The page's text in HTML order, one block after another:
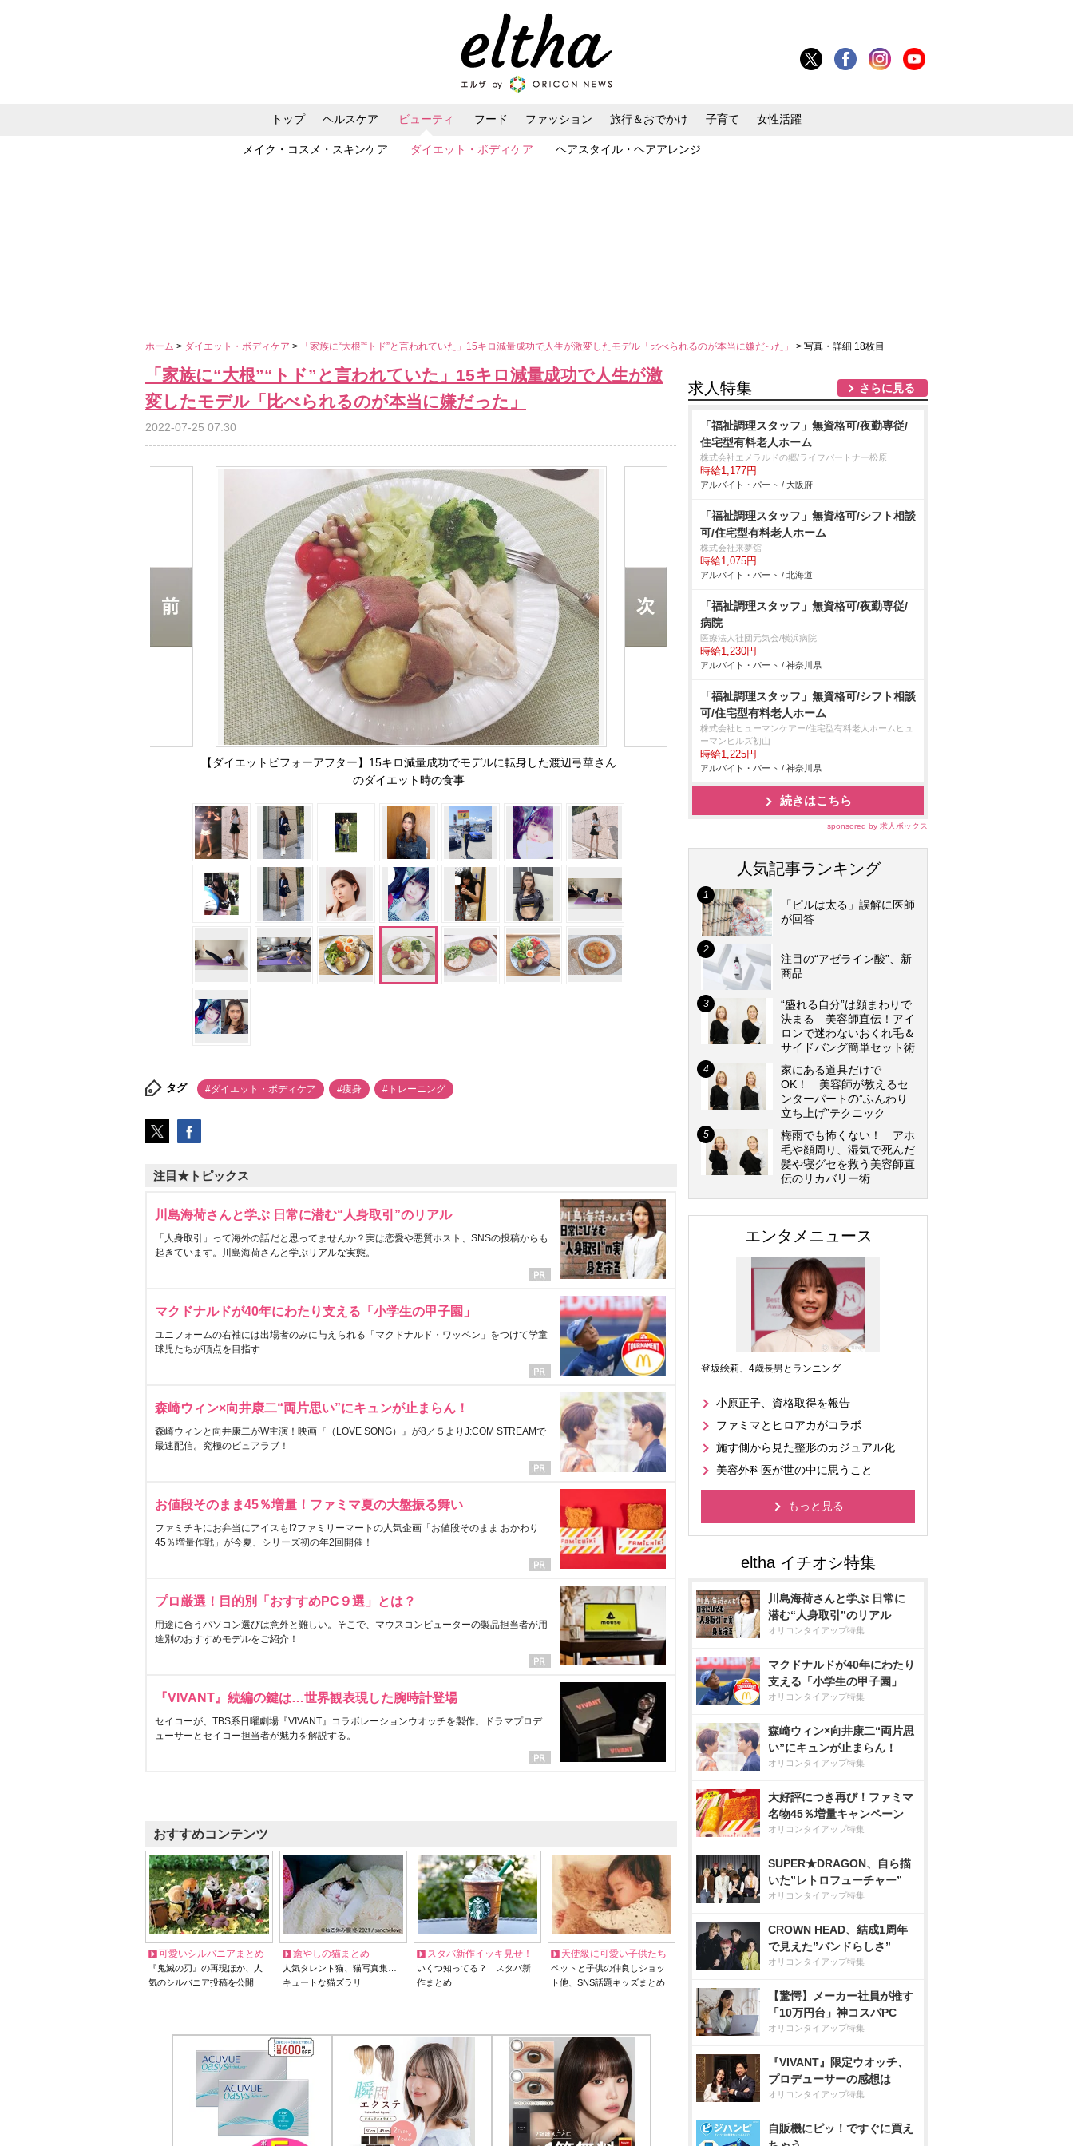
トップ ヘルスケア ビューティ
メイク・コスメ・スキンケア ダイエット・ボディケア ヘアスタイル・ヘアアレンジ
フード ファッション 旅行＆おでかけ 子育て 女性活躍
ホーム > ダイエット・ボディケア > 「家族に“大根”“トド”と言われていた」15キロ減量成功で人生が激変したモデル「比べられるのが本当に嫌だった」 > 写真・詳細 18枚目
「家族に“大根”“トド”と言われていた」15キロ減量成功で人生が激
変したモデル「比べられるのが本当に嫌だった」
2022-07-25 07:30
【ダイエットビフォーアフター】15キロ減量成功でモデルに転身した渡辺弓華さん
のダイエット時の食事
タグ #ダイエット・ボディケア #痩身 #トレーニング
注目★トピックス
川島海荷さんと学ぶ 日常に潜む“人身取引”のリアル
「人身取引」って海外の話だと思ってませんか？実は恋愛や悪質ホスト、SNSの投稿からも
起きています。川島海荷さんと学ぶリアルな実態。
マクドナルドが40年にわたり支える「小学生の甲子園」
ユニフォームの右袖には出場者のみに与えられる「マクドナルド・ワッペン」をつけて学童
球児たちが頂点を目指す
森崎ウィン×向井康二“両片思い”にキュンが止まらん！
森崎ウィンと向井康二がW主演！映画『（LOVE SONG）』が8／５よりJ:COM STREAMで
最速配信。究極のピュアラブ！
お値段そのまま45％増量！ファミマ夏の大盤振る舞い
ファミチキにお弁当にアイスも!?ファミリーマートの人気企画「お値段そのまま おかわり
45％増量作戦」が今夏、シリーズ初の年2回開催！
プロ厳選！目的別「おすすめPC９選」とは？
用途に合うパソコン選びは意外と難しい。そこで、マウスコンピューターの製品担当者が用
途別のおすすめモデルをご紹介！
『VIVANT』続編の鍵は…世界観表現した腕時計登場
セイコーが、TBS系日曜劇場『VIVANT』コラボレーションウオッチを製作。ドラマプロデ
ューサーとセイコー担当者が魅力を解説する。
おすすめコンテンツ
可愛いシルバニアまとめ
『鬼滅の刃』の再現ほか、人
気のシルバニア投稿を公開
癒やしの猫まとめ
人気タレント猫、猫写真集…
キュートな猫ズラリ
スタバ新作イッキ見せ！
いくつ知ってる？ スタバ新
作まとめ
天使級に可愛い子供たち
ペットと子供の仲良しショッ
ト他、SNS話題キッズまとめ
求人特集 さらに見る
「福祉調理スタッフ」無資格可/夜勤専従/
住宅型有料老人ホーム
株式会社エメラルドの郷/ライフパートナー松原
時給1,177円
アルバイト・パート / 大阪府
「福祉調理スタッフ」無資格可/シフト相談
可/住宅型有料老人ホーム
株式会社来夢舘
時給1,075円
アルバイト・パート / 北海道
「福祉調理スタッフ」無資格可/夜勤専従/
病院
医療法人社団元気会/横浜病院
時給1,230円
アルバイト・パート / 神奈川県
「福祉調理スタッフ」無資格可/シフト相談
可/住宅型有料老人ホーム
株式会社ヒューマンケアー/住宅型有料老人ホームヒュ
ーマンヒルズ初山
時給1,225円
アルバイト・パート / 神奈川県
続きはこちら
sponsored by 求人ボックス
人気記事ランキング
「ピルは太る」誤解に医師
が回答
注目の“アゼライン酸”、新
商品
“盛れる自分”は顔まわりで
決まる 美容師直伝！アイ
ロンで迷わないおくれ毛＆
サイドバング簡単セット術
家にある道具だけで
OK！ 美容師が教えるセ
ンターパートの”ふんわり
立ち上げ”テクニック
梅雨でも怖くない！ アホ
毛や顔周り、湿気で死んだ
髪や寝グセを救う美容師直
伝のリカバリー術
エンタメニュース
登坂絵莉、4歳長男とランニング
小原正子、資格取得を報告
ファミマとヒロアカがコラボ
施す側から見た整形のカジュアル化
美容外科医が世の中に思うこと
もっと見る
川島海荷さんと学ぶ 日常に
潜む“人身取引”のリアル
オリコンタイアップ特集
マクドナルドが40年にわたり
支える「小学生の甲子園」
オリコンタイアップ特集
森崎ウィン×向井康二“両片思
い”にキュンが止まらん！
オリコンタイアップ特集
大好評につき再び！ファミマ
名物45％増量キャンペーン
オリコンタイアップ特集
SUPER★DRAGON、自ら描
いた”レトロフューチャー”
オリコンタイアップ特集
CROWN HEAD、結成1周年
で見えた”バンドらしさ”
オリコンタイアップ特集
【驚愕】メーカー社員が推す
「10万円台」神コスパPC
オリコンタイアップ特集
『VIVANT』限定ウオッチ、
プロデューサーの感想は
オリコンタイアップ特集
自販機にピッ！ですぐに買え